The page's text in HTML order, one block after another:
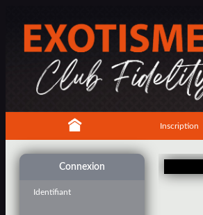
Inscription
Connexion
Identifiant